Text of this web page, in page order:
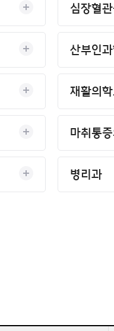
심장혈
산부인
재활의
마취통
병리과